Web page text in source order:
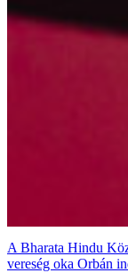
A Bharata Hindu
vereség oka Orbán